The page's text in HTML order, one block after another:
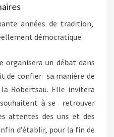
années de tradition,
démocratique.
organisera un débat dans
de confier sa manière de
Robertsau. Elle invitera
à se retrouver
attentes des uns et des
d’établir, pour la fin de